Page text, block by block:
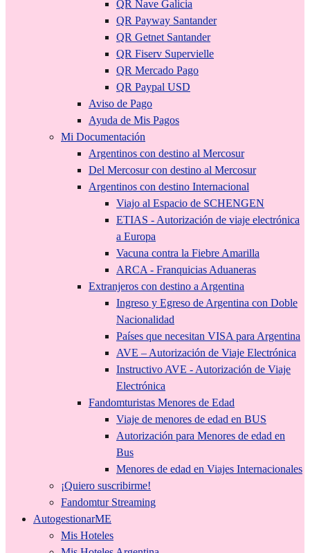
QR Nave Galicia
QR Payway Santander
QR Getnet Santander
QR Fiserv Supervielle
QR Mercado Pago
QR Paypal USD
Aviso de Pago
Ayuda de Mis Pagos
Mi Documentación
Argentinos con destino al Mercosur
Del Mercosur con destino al Mercosur
Argentinos con destino Internacional
Viajo al Espacio de SCHENGEN
ETIAS - Autorización de viaje electrónica
a Europa
Vacuna contra la Fiebre Amarilla
ARCA - Franquicias Aduaneras
Extranjeros con destino a Argentina
Ingreso y Egreso de Argentina con Doble
Nacionalidad
Países que necesitan VISA para Argentina
AVE – Autorización de Viaje Electrónica
Instructivo AVE - Autorización de Viaje
Electrónica
Fandomturistas Menores de Edad
Viaje de menores de edad en BUS
Autorización para Menores de edad en
Bus
Menores de edad en Viajes Internacionales
¡Quiero suscribirme!
Fandomtur Streaming
AutogestionarME
Mis Hoteles